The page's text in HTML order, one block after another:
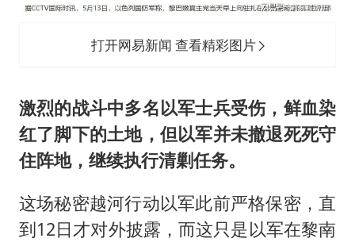
打开网易新闻 查看精彩图片
激烈的战斗中多名以军士兵受伤，鲜血染
红了脚下的土地，但以军并未撤退死死守
住阵地，继续执行清剿任务。
这场秘密越河行动以军此前严格保密，直
到12日才对外披露，而这只是以军在黎南